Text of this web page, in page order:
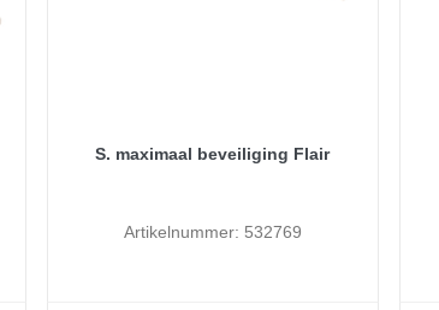
S. maximaal beveiliging Flair
Artikelnummer: 532769